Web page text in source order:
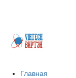
Главная